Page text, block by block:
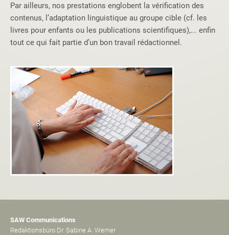
Par ailleurs, nos prestations englobent la vérification des
contenus, l’adaptation linguistique au groupe cible (cf. les
livres pour enfants ou les publications scientifiques),... enfin
tout ce qui fait partie d’un bon travail rédactionnel.
SAW Communications
Redaktionsbüro Dr. Sabine A. Werner